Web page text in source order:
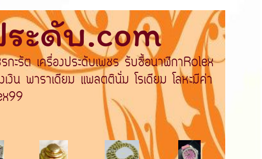
ะดับ.com
กะรัต เครื่องประดับเพชร รับซื้อนาฬิกาRolex
งิน พาราเดียม แพลตตินั่ม โรเดียม โลหะมีค่า